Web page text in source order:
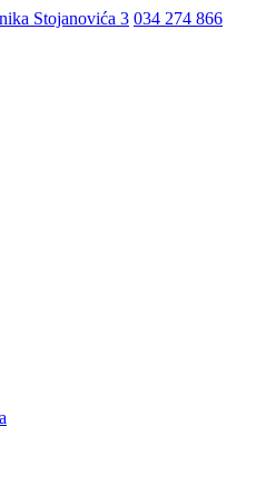
Stojanovića 3 034 274 866